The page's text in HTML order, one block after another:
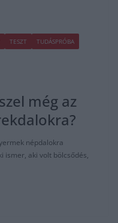
TESZT
TUDÁSPRÓBA
még az
népdalokra
ismer, aki volt bölcsődés,